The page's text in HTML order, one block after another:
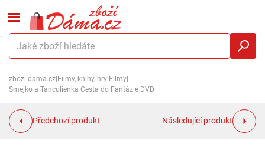
zbozi.dama.cz Filmy, knihy, hry Filmy
Smejko a Tanculienka Cesta do Fantázie DVD
Předchozí produkt Následující produkt